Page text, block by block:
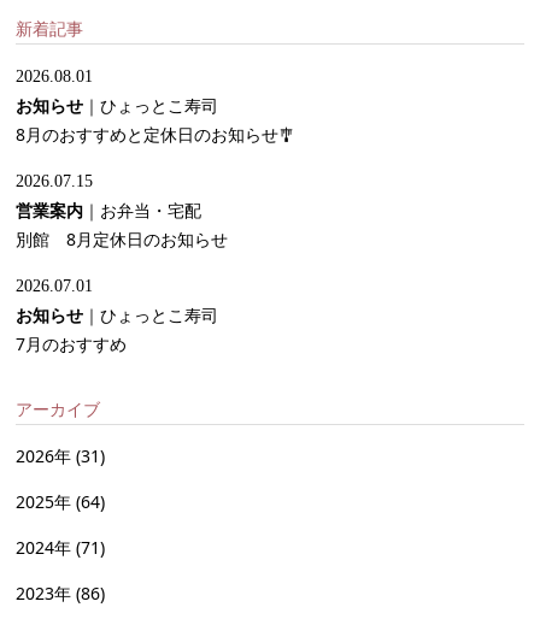
新着記事
2026.08.01
お知らせ ｜ひょっとこ寿司
8月のおすすめと定休日のお知らせ🎐
2026.07.15
営業案内 ｜ お弁当・宅配
別館 8月定休日のお知らせ
2026.07.01
お知らせ ｜ひょっとこ寿司
7月のおすすめ
アーカイブ
2026年 (31)
2025年 (64)
2024年 (71)
2023年 (86)